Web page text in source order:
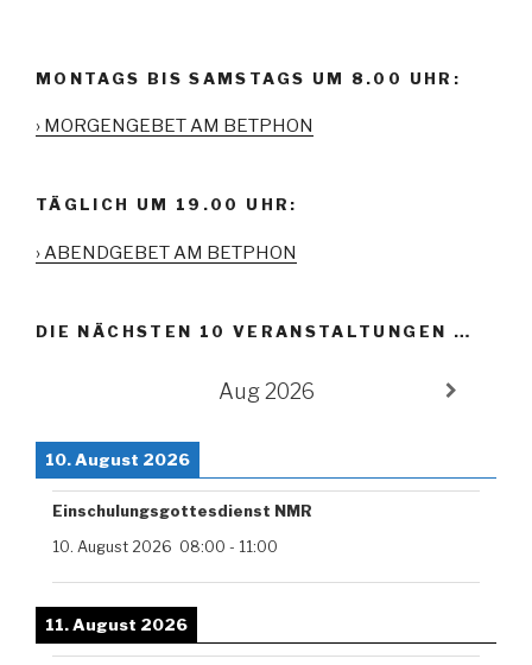
MONTAGS BIS SAMSTAGS UM 8.00 UHR:
› MORGENGEBET AM BETPHON
TÄGLICH UM 19.00 UHR:
› ABENDGEBET AM BETPHON
DIE NÄCHSTEN 10 VERANSTALTUNGEN …
Aug 2026
10. August 2026
Einschulungsgottesdienst NMR
10. August 2026 08:00 - 11:00
11. August 2026